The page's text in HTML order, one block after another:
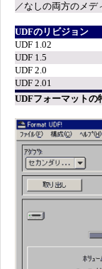
／なしの両方のメデ
UDFのリビジョン
UDF 1.02
UDF 1.5
UDF 2.0
UDF 2.01
UDFフォーマットの